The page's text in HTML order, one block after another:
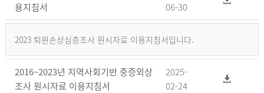
용지침서
06-30
2023 퇴원손상심층조사 원시자료 이용지침서입니다.
2016~2023년 지역사회기반 중증외상
조사 원시자료 이용지침서
2025-
02-24